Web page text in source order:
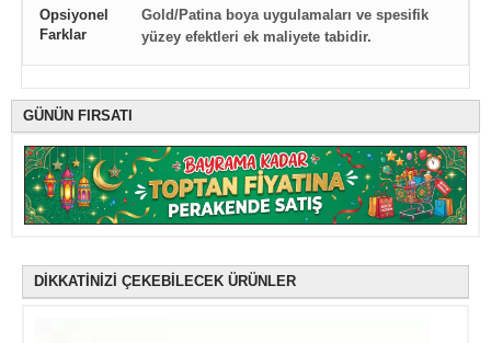
Opsiyonel
Farklar
Gold/Patina boya uygulamaları ve spesifik
yüzey efektleri ek maliyete tabidir.
GÜNÜN FIRSATI
DİKKATİNİZİ ÇEKEBİLECEK ÜRÜNLER